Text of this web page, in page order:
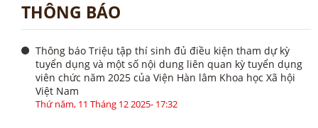
THÔNG BÁO
Thông báo Triệu tập thí sinh đủ điều kiện tham dự kỳ
tuyển dụng và một số nội dung liên quan kỳ tuyển dụng
viên chức năm 2025 của Viện Hàn lâm Khoa học Xã hội
Việt Nam
Thứ năm, 11 Tháng 12 2025- 17:32